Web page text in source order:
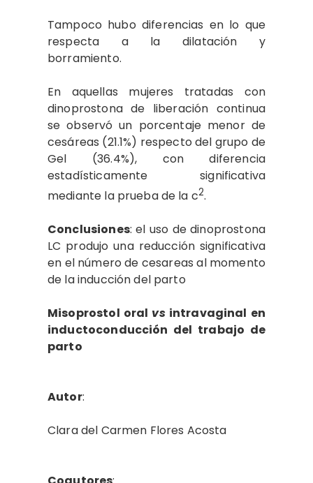
Tampoco hubo diferencias en lo que
respecta a la dilatación y
borramiento.
En aquellas mujeres tratadas con
dinoprostona de liberación continua
se observó un porcentaje menor de
cesáreas (21.1%) respecto del grupo de
Gel (36.4%), con diferencia
estadísticamente significativa
mediante la prueba de la c2.
Conclusiones: el uso de dinoprostona
LC produjo una reducción significativa
en el número de cesareas al momento
de la inducción del parto
Misoprostol oral vsintravaginal en
inductoconducción del trabajo de
parto
Autor:
Clara del Carmen Flores Acosta